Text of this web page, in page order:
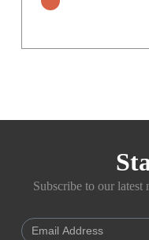
Subscribe to our latest